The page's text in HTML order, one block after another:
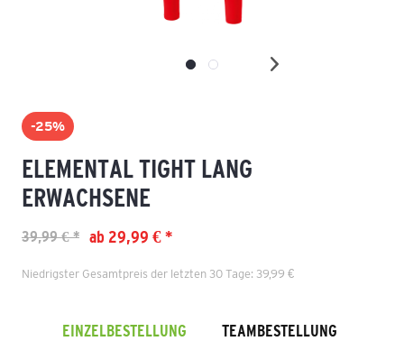
-25%
ELEMENTAL TIGHT LANG
ERWACHSENE
ab 29,99 € *
39,99 € *
Niedrigster Gesamtpreis der letzten 30 Tage: 39,99 €
EINZELBESTELLUNG TEAMBESTELLUNG